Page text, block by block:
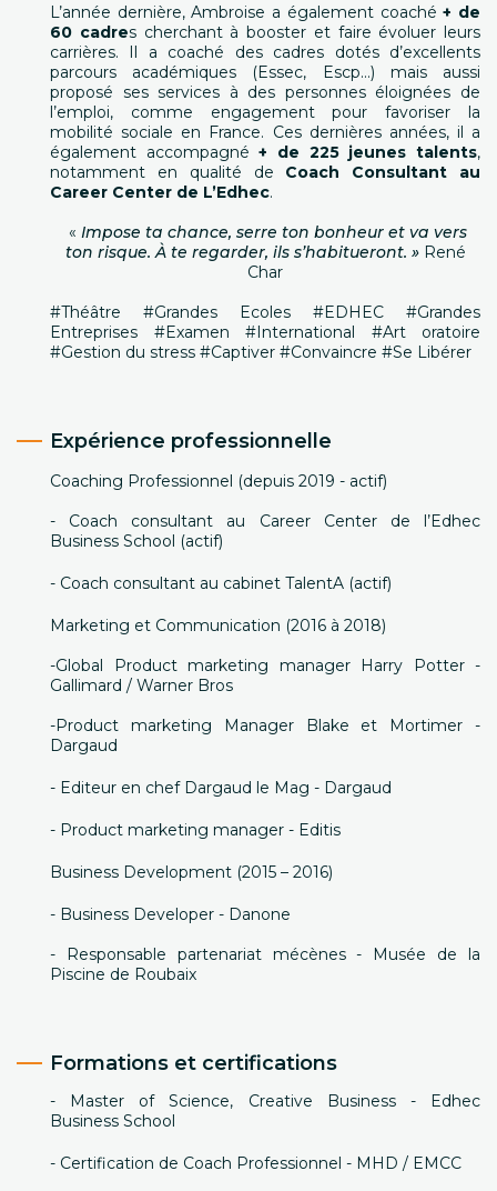
L’année dernière, Ambroise a également coaché ​​+ de
60 cadres cherchant à booster et faire évoluer leurs
carrières. Il a coaché ​​des cadres dotés d’excellents
parcours académiques (Essec, Escp…) mais aussi
proposé ses services à des personnes éloignées de
l’emploi, comme engagement pour favoriser la
mobilité sociale en France. Ces dernières années, il a
également accompagné+ de 225 jeunes talents,
notamment en qualité de Coach Consultant au
Career Center de L’Edhec.
« Impose ta chance, serre ton bonheur et va vers
ton risque. À te regarder, ils s’habitueront. »René
Char
#Théâtre #Grandes Ecoles #EDHEC #Grandes
Entreprises #Examen #International #Art oratoire
#Gestion du stress #Captiver #Convaincre #Se Libérer
Expérience professionnelle
Coaching Professionnel (depuis 2019 - actif)
- Coach consultant au Career Center de l’Edhec
Business School (actif)
- Coach consultant au cabinet TalentA (actif)
Marketing et Communication (2016 à 2018)
-Global Product marketing manager Harry Potter -
Gallimard / Warner Bros
-Product marketing Manager Blake et Mortimer -
Dargaud
- Editeur en chef Dargaud le Mag - Dargaud
- Product marketing manager - Editis
Business Development (2015 – 2016)
- Business Developer - Danone
- Responsable partenariat mécènes - Musée de la
Piscine de Roubaix
Formations et certifications
- Master of Science, Creative Business - Edhec
Business School
- Certification de Coach Professionnel - MHD / EMCC